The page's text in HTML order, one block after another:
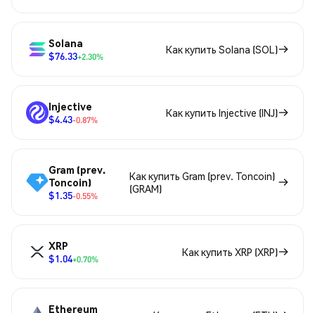
Solana
$76.33+2.30%
Как купить Solana (SOL)
Injective
$4.43-0.87%
Как купить Injective (INJ)
Gram (prev.
Toncoin)
$1.35-0.55%
Как купить Gram (prev. Toncoin)
(GRAM)
XRP
$1.04+0.70%
Как купить XRP (XRP)
Ethereum